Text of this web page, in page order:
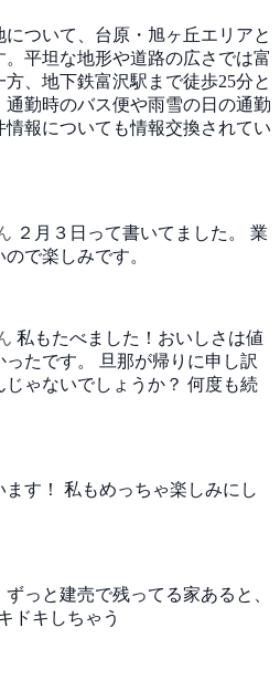
ついて、台原・旭ヶ丘エリアと
平坦な地形や道路の広さでは富
、地下鉄富沢駅まで徒歩25分と
勤時のバス便や雨雪の日の通勤
報についても情報交換されてい
２月３日って書いてました。 業
で楽しみです。
私もたべました！おいしさは値
たです。
旦那が帰りに申し訳
ゃないでしょうか？ 何度も続
す！ 私もめっちゃ楽しみにし
っと建売で残ってる家あると、
ドキしちゃう